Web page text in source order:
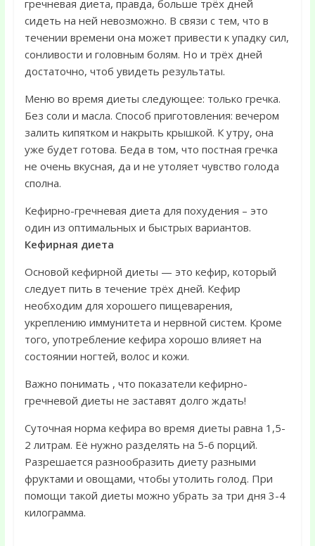
гречневая диета, правда, больше трёх дней
сидеть на ней невозможно. В связи с тем, что в
течении времени она может привести к упадку сил,
сонливости и головным болям. Но и трёх дней
достаточно, чтоб увидеть результаты.
Меню во время диеты следующее: только гречка.
Без соли и масла. Способ приготовления: вечером
залить кипятком и накрыть крышкой. К утру, она
уже будет готова. Беда в том, что постная гречка
не очень вкусная, да и не утоляет чувство голода
сполна.
Кефирно-гречневая диета для похудения – это
один из оптимальных и быстрых вариантов.
Кефирная диета
Основой кефирной диеты — это кефир, который
следует пить в течение трёх дней. Кефир
необходим для хорошего пищеварения,
укреплению иммунитета и нервной систем. Кроме
того, употребление кефира хорошо влияет на
состоянии ногтей, волос и кожи.
Важно понимать , что показатели кефирно-
гречневой диеты не заставят долго ждать!
Суточная норма кефира во время диеты равна 1,5-
2 литрам. Её нужно разделять на 5-6 порций.
Разрешается разнообразить диету разными
фруктами и овощами, чтобы утолить голод. При
помощи такой диеты можно убрать за три дня 3-4
килограмма.